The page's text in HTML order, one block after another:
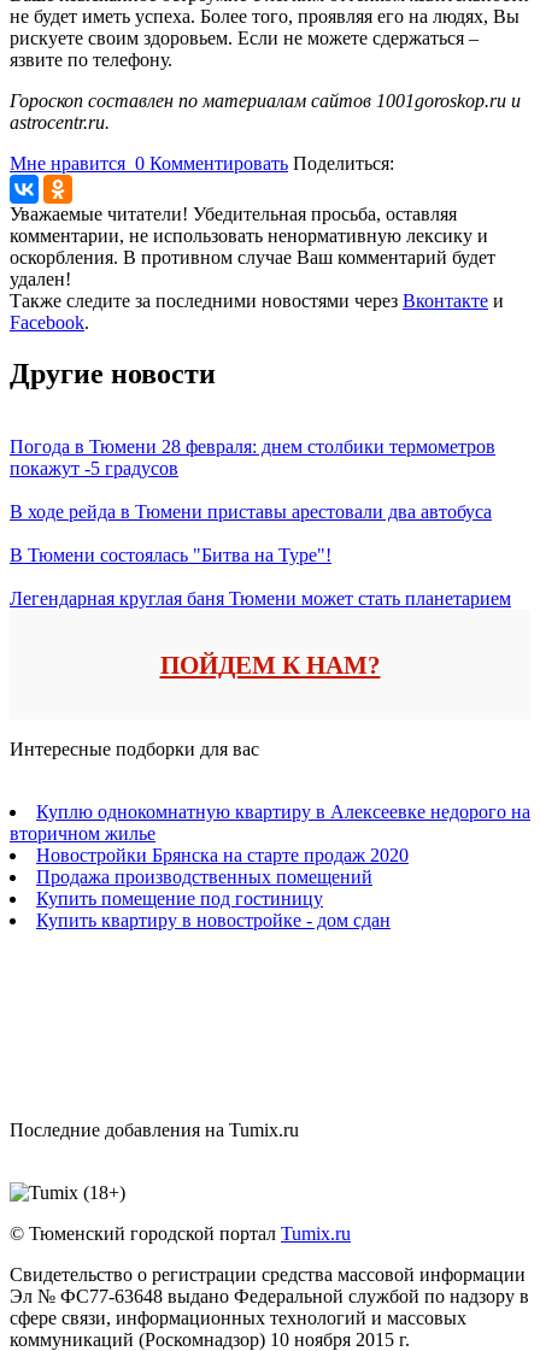
не будет иметь успеха. Более того, проявляя его на людях, Вы
рискуете своим здоровьем. Если не можете сдержаться –
язвите по телефону.
Гороскоп составлен по материалам сайтов 1001goroskop.ru и
astrocentr.ru.
Мне нравится 0 Комментировать Поделиться:
Уважаемые читатели! Убедительная просьба, оставляя
комментарии, не использовать ненормативную лексику и
оскорбления. В противном случае Ваш комментарий будет
удален!
Также следите за последними новостями через Вконтакте и
Facebook.
Другие новости
Погода в Тюмени 28 февраля: днем столбики термометров
покажут -5 градусов
В ходе рейда в Тюмени приставы арестовали два автобуса
В Тюмени состоялась "Битва на Туре"!
Легендарная круглая баня Тюмени может стать планетарием
ПОЙДЕМ К НАМ?
Интересные подборки для вас
Куплю однокомнатную квартиру в Алексеевке недорого на
вторичном жилье
Новостройки Брянска на старте продаж 2020
Продажа производственных помещений
Купить помещение под гостиницу
Купить квартиру в новостройке - дом сдан
Последние добавления на Tumix.ru
© Тюменский городской портал Tumix.ru
Свидетельство о регистрации средства массовой информации
Эл № ФС77-63648 выдано Федеральной службой по надзору в
сфере связи, информационных технологий и массовых
коммуникаций (Роскомнадзор) 10 ноября 2015 г.